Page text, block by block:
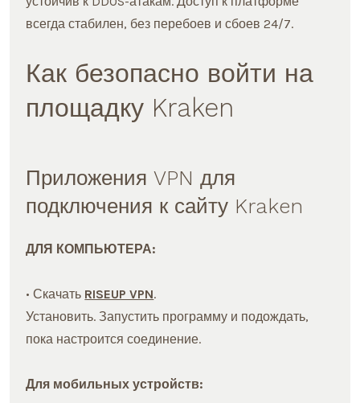
всегда стабилен, без перебоев и сбоев 24/7.
Как безопасно войти на
площадку Kraken
Приложения VPN для
подключения к сайту Kraken
ДЛЯ КОМПЬЮТЕРА:
• Скачать RISEUP VPN.
Установить. Запустить программу и подождать,
пока настроится соединение.
Для мобильных устройств: